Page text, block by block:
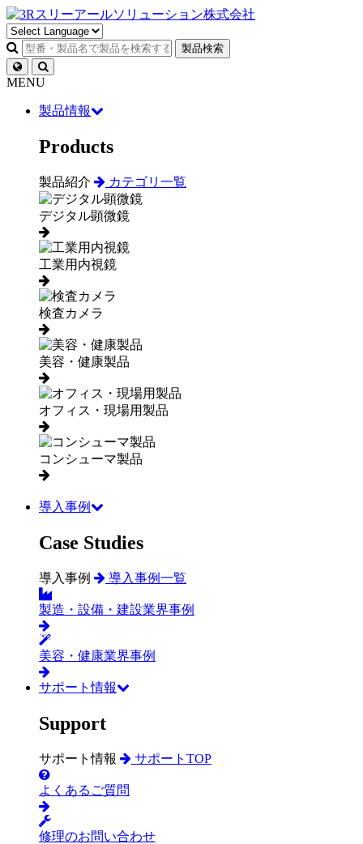
製品検索
MENU
製品情報
Products
製品紹介 カテゴリ一覧
デジタル顕微鏡
工業用内視鏡
検査カメラ
美容・健康製品
オフィス・現場用製品
コンシューマ製品
導入事例
Case Studies
導入事例 導入事例一覧
製造・設備・建設業界事例
美容・健康業界事例
サポート情報
Support
サポート情報 サポートTOP
よくあるご質問
修理のお問い合わせ